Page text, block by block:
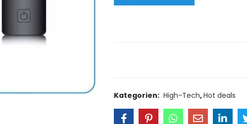
Kategorien: High-Tech,Hot deals